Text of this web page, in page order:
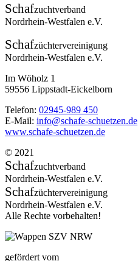
Schafzuchtverband
Nordrhein-Westfalen e.V.
Schafzüchtervereinigung
Nordrhein-Westfalen e.V.
Im Wöholz 1
59556 Lippstadt-Eickelborn
Telefon: 02945-989 450
E-Mail: info@schafe-schuetzen.de
www.schafe-schuetzen.de
© 2021
Schafzuchtverband
Nordrhein-Westfalen e.V.
Schafzüchtervereinigung
Nordrhein-Westfalen e.V.
Alle Rechte vorbehalten!
gefördert vom